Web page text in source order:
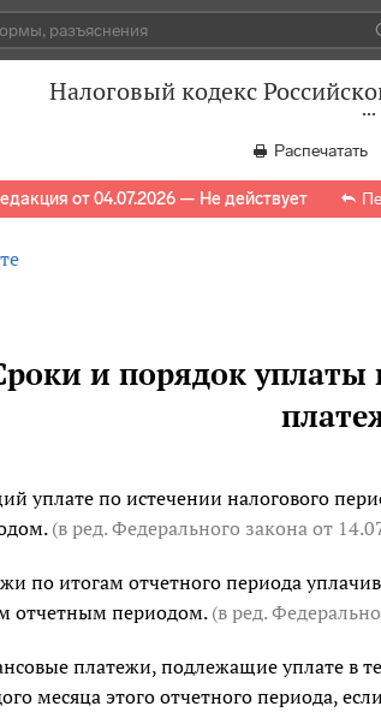
Налоговый кодекс
Распечатать
от 04.07.2026 — Не действует
и порядок
уплате по истечении налогового
(в ред. Федерального закона от
по итогам отчетного периода
отчетным периодом. (в ред.
платежи, подлежащие уплате в
месяца этого отчетного периода,